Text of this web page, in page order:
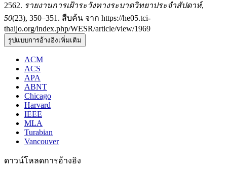
2562. รายงานการเฝ้าระวังทางระบาดวิทยาประจำสัปดาห์,
50(23), 350–351. สืบค้น จาก https://he05.tci-
thaijo.org/index.php/WESR/article/view/1969
รูปแบบการอ้างอิงเพิ่มเติม
ACM
ACS
APA
ABNT
Chicago
Harvard
IEEE
MLA
Turabian
Vancouver
ดาวน์โหลดการอ้างอิง